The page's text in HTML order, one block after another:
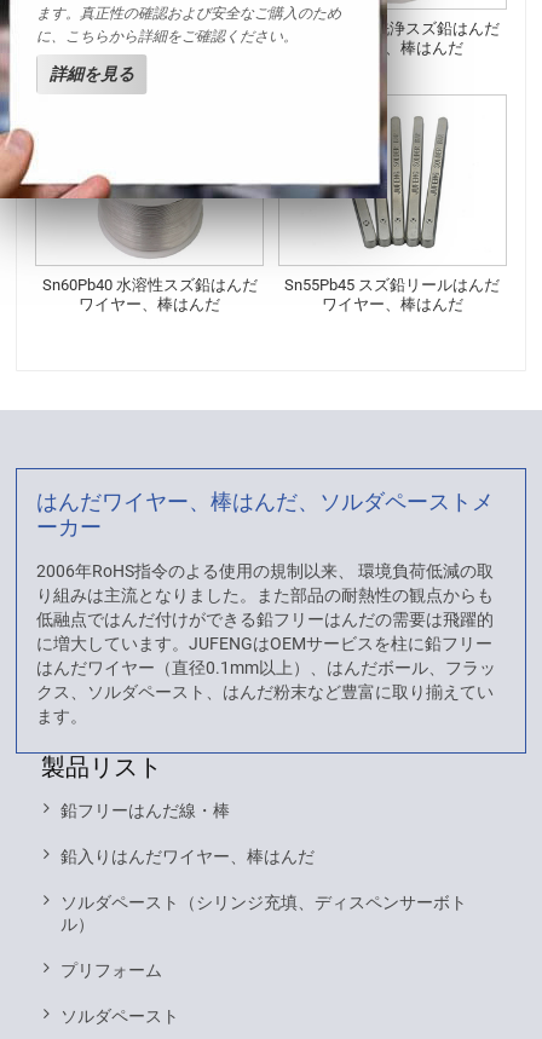
フラックス入り低温はんだワイ
ヤー
Sn63Pb37 無洗浄スズ鉛はんだ
ワイヤー、棒はんだ
Sn60Pb40 水溶性スズ鉛はんだ
ワイヤー、棒はんだ
Sn55Pb45 スズ鉛リールはんだ
ワイヤー、棒はんだ
はんだワイヤー、棒はんだ、ソルダペーストメ
ーカー
2006年RoHS指令のよる使用の規制以来、 環境負荷低減の取
り組みは主流となりました。また部品の耐熱性の観点からも
低融点ではんだ付けができる鉛フリーはんだの需要は飛躍的
に増大しています。JUFENGはOEMサービスを柱に鉛フリー
はんだワイヤー（直径0.1mm以上）、はんだボール、フラッ
クス、ソルダペースト、はんだ粉末など豊富に取り揃えてい
ます。
製品リスト
鉛フリーはんだ線・棒
鉛入りはんだワイヤー、棒はんだ
ソルダペースト（シリンジ充填、ディスペンサーボト
ル）
プリフォーム
ソルダペースト
ます。真正性の確認および安全なご購入のため
に、こちらから詳細をご確認ください。
詳細を見る